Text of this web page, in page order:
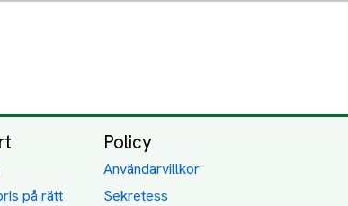
på rätt
Policy
Användarvillkor
Sekretess